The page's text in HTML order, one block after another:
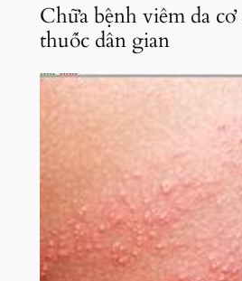
Chữa bệnh viêm da
thuốc dân gian